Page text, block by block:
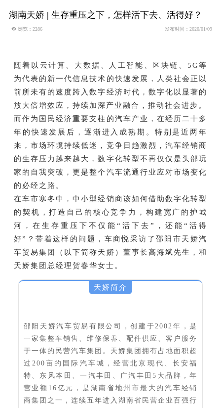
湖南天娇 | 生存重压之下，怎样活下去、活得好？
 浏览：2286 发布时间：2020/01/09
随着以云计算、大数据、人工智能、区块链、5G等
为代表的新一代信息技术的快速发展，人类社会正以
前所未有的速度跨入数字经济时代，数字化以显著的
放大倍增效应，持续加深产业融合，推动社会进步。
而作为国民经济重要支柱的汽车产业，在经历二十多
年的快速发展后，逐渐进入成熟期。特别是近两年
来，市场环境持续低迷，竞争日趋激烈，汽车经销商
的生存压力越来越大，数字化转型不再仅仅是头部玩
家的自我突破，更是整个汽车流通行业应对市场变化
的必经之路。
在车市寒冬中，中小型经销商该如何借助数字化转型
的契机，打造自己的核心竞争力，构建宽广的护城
河，在生存重压下不仅能“活下去”，还能“活得
好”？带着这样的问题，车商悦采访了邵阳市天娇汽
车贸易集团（以下简称天娇）董事长高海斌先生，和
天娇集团总经理贺春华女士。
天娇简介
邵阳天娇汽车贸易有限公司，创建于2002年，是
一家集整车销售、维修保养、配件供应、客户服务
于一体的民营汽车集团。天娇集团拥有占地面积超
过200亩的国际汽车城，经营北京现代、长安福
特、东风本田、一汽丰田、广汽丰田5大品牌，年
营业额16亿元，是湖南省地州市最大的汽车经销
商集团之一，连续五年进入湖南省民营企业百强行